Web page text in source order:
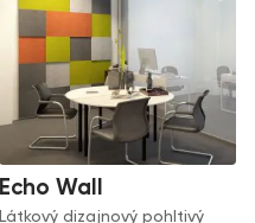
Echo Wall
Látkový dizajnový pohltivý